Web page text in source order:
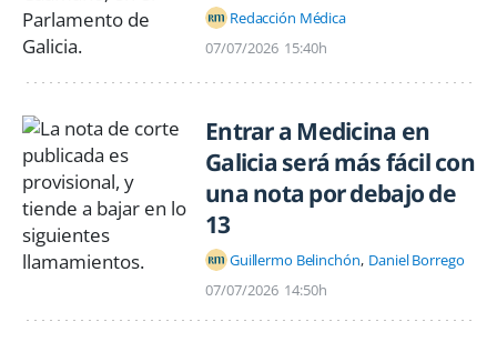
Redacción Médica
07/07/2026 15:40h
Entrar a Medicina en
Galicia será más fácil con
una nota por debajo de
13
Guillermo Belinchón Daniel Borrego
07/07/2026 14:50h